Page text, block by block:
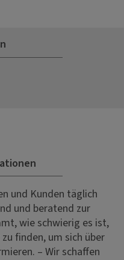
und Kunden täglich
und beratend zur
wie schwierig es ist,
finden, um sich über
– Wir schaffen